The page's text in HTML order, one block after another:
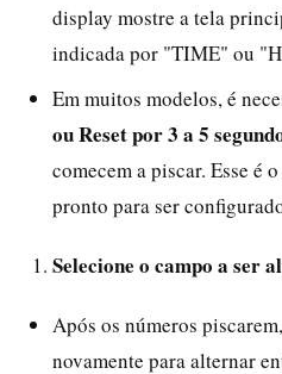
display mostre a tela
indicada por "TIME" ou
Em muitos modelos, é
ou Reset por 3 a 5
comecem a piscar. Esse é
pronto para ser
Selecione o campo a ser
Após os números
novamente para alternar